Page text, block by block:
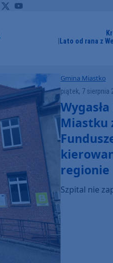
Lato od rana z
Gmina Miastko
piątek, 7 sierpnia
Miastku
regionie
Szpital nie